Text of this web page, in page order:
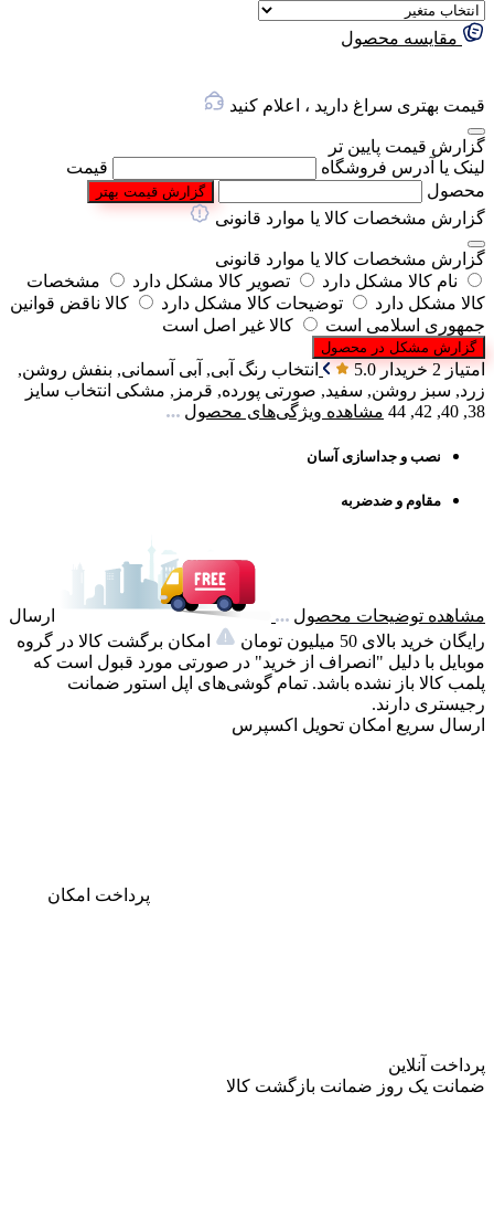
مقایسه محصول
قیمت بهتری سراغ دارید ، اعلام کنید
گزارش قیمت پایین تر
لینک یا آدرس فروشگاه
قیمت
محصول
گزارش قیمت بهتر
گزارش مشخصات کالا یا موارد قانونی
گزارش مشخصات کالا یا موارد قانونی
نام کالا مشکل دارد
تصویر کالا مشکل دارد
مشخصات
کالا مشکل دارد
توضیحات کالا مشکل دارد
کالا ناقض قوانین
جمهوری اسلامی است
کالا غیر اصل است
گزارش مشکل در محصول
امتیاز 2 خریدار 5.0 انتخاب رنگ آبی, آبی آسمانی, بنفش روشن,
زرد, سبز روشن, سفید, صورتی پورده, قرمز, مشکی انتخاب سایز
38, 40, 42, 44
مشاهده ویژگی‌های محصول
نصب و جداسازی آسان
مقاوم و ضدضربه
مشاهده توضیحات محصول
ارسال
رایگان خرید بالای 50 میلیون تومان
امکان برگشت کالا در گروه
موبایل با دلیل "انصراف از خرید" در صورتی مورد قبول است که
پلمب کالا باز نشده باشد. تمام گوشی‌های اپل استور ضمانت
رجیستری دارند.
ارسال سریع امکان تحویل اکسپرس
پرداخت امکان
پرداخت آنلاین
ضمانت یک روز ضمانت بازگشت کالا